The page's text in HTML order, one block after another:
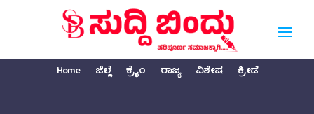
Home ಜಿಲ್ಲೆ ಕ್ರೈಂ ರಾಜ್ಯ ವಿಶೇಷ ಕ್ರೀಡೆ